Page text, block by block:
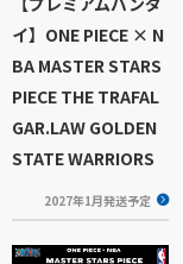
イ】ONE PIECE × N
BA MASTER STARS
PIECE THE TRAFAL
GAR.LAW GOLDEN
STATE WARRIORS
2027年1月発送予定